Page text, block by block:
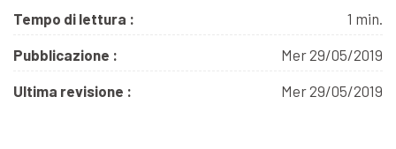
Tempo di lettura : 1 min.
Pubblicazione : Mer 29/05/2019
Ultima revisione : Mer 29/05/2019